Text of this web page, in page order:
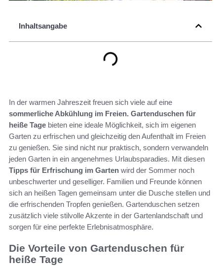
Inhaltsangabe
In der warmen Jahreszeit freuen sich viele auf eine
sommerliche Abkühlung im Freien. Gartenduschen für
heiße Tage bieten eine ideale Möglichkeit, sich im eigenen
Garten zu erfrischen und gleichzeitig den Aufenthalt im Freien
zu genießen. Sie sind nicht nur praktisch, sondern verwandeln
jeden Garten in ein angenehmes Urlaubsparadies. Mit diesen
Tipps für Erfrischung im Garten wird der Sommer noch
unbeschwerter und geselliger. Familien und Freunde können
sich an heißen Tagen gemeinsam unter die Dusche stellen und
die erfrischenden Tropfen genießen. Gartenduschen setzen
zusätzlich viele stilvolle Akzente in der Gartenlandschaft und
sorgen für eine perfekte Erlebnisatmosphäre.
Die Vorteile von Gartenduschen für
heiße Tage